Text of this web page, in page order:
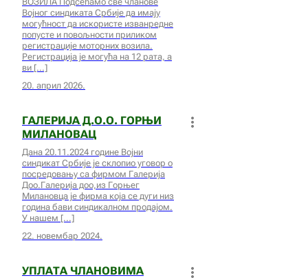
Војног синдиката Србије да имају
могућност да искористе изванредне
попусте и повољности приликом
регистрације моторних возила.
Регистрација је могућа на 12 рата, а
ви
20. април 2026.
ГАЛЕРИЈА Д.О.О. ГОРЊИ
МИЛАНОВАЦ
Дана 20.11.2024 године Војни
синдикат Србије је склопио уговор о
посредовању са фирмом Галерија
Доо.Галерија доо,из Горњег
Милановца је фирма која се дуги низ
година бави синдикалном продајом.
У нашем
22. новембар 2024.
УПЛАТА ЧЛАНОВИМА